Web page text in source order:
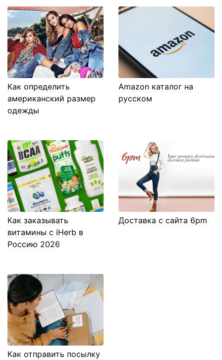
Как определить
американский размер
одежды
Amazon каталог на
русском
Как заказывать
витамины с iHerb в
Россию 2026
Доставка с сайта 6pm
Как отправить посылку